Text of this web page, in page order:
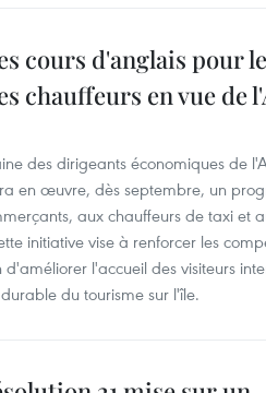
cours d'anglais pour
chauffeurs en vue de
des dirigeants économiques de
en œuvre, dès septembre, un
aux chauffeurs de taxi et
initiative vise à renforcer les
l'accueil des visiteurs
du tourisme sur l'île.